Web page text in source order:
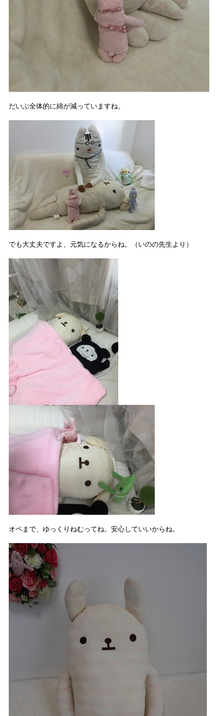
だいぶ全体的に綿が減っていますね。
でも大丈夫ですよ、元気になるからね。（いのの先生より）
オペまで、ゆっくりねむってね。安心していいからね。